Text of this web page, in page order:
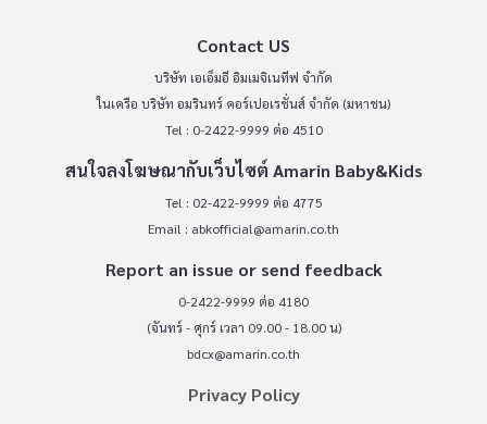
Contact US
บริษัท เอเอ็มอี อิมเมจิเนทีฟ จำกัด
ในเครือ บริษัท อมรินทร์ คอร์เปอเรชั่นส์ จำกัด (มหาชน)
Tel : 0-2422-9999 ต่อ 4510
สนใจลงโฆษณากับเว็บไซต์ Amarin Baby&Kids
Tel : 02-422-9999 ต่อ 4775
Email : abkofficial@amarin.co.th
Report an issue or send feedback
0-2422-9999 ต่อ 4180
(จันทร์ - ศุกร์ เวลา 09.00 - 18.00 น)
bdcx@amarin.co.th
Privacy Policy